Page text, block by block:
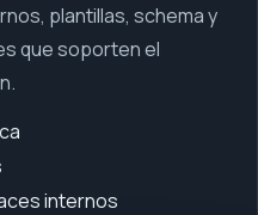
plantillas, schema y
que soporten el
internos